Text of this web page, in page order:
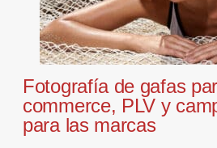
Fotografía de gafas
commerce, PLV y
para las marcas